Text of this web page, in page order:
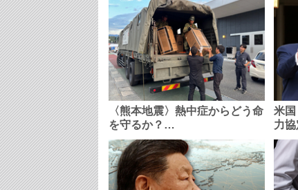
〈熊本地震〉熱中症からどう命
を守るか？…
米
力